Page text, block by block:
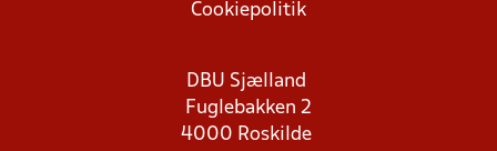
Cookiepolitik
DBU Sjælland
Fuglebakken 2
4000 Roskilde